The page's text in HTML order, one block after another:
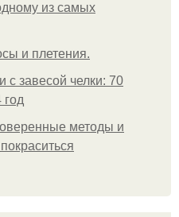
из самых
и плетения.
с завесой челки: 70
методы и